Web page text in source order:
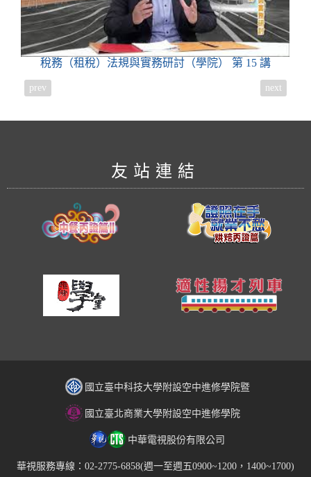
稅務（租稅）法規與實務研討（學院） 第 15 講
prev next
友站連結
國立臺中科技大學附設空中進修學院暨
國立臺北商業大學附設空中進修學院
中華電視股份有限公司
華視服務專線：02-2775-6858(週一至週五0900~1200，1400~1700)